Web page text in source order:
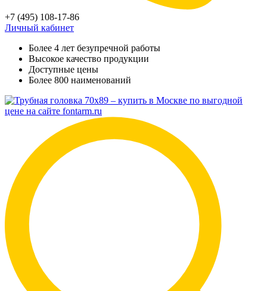
+7 (495) 108-17-86
Личный кабинет
Более 4 лет безупречной работы
Высокое качество продукции
Доступные цены
Более 800 наименований